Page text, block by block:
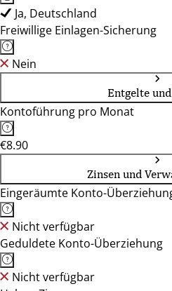
Ja, Deutschland
Freiwillige Einlagen-Sicherung
Nein
Entgelte
Kontoführung pro Monat
€8.90
Zinsen und
Eingeräumte Konto-
Nicht verfügbar
Geduldete Konto-Überziehung
Nicht verfügbar